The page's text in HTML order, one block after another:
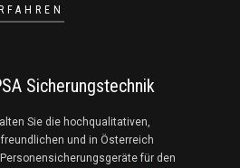
Sicherungstechnik
Sie die hochqualitativen,
und in Österreich
für den